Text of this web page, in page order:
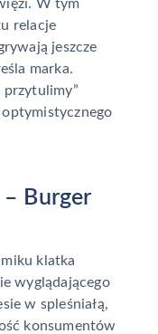
W tym
relacje
jeszcze
marka.
przytulimy”
– Burger
klatka
wyglądającego
w spleśniałą,
konsumentów